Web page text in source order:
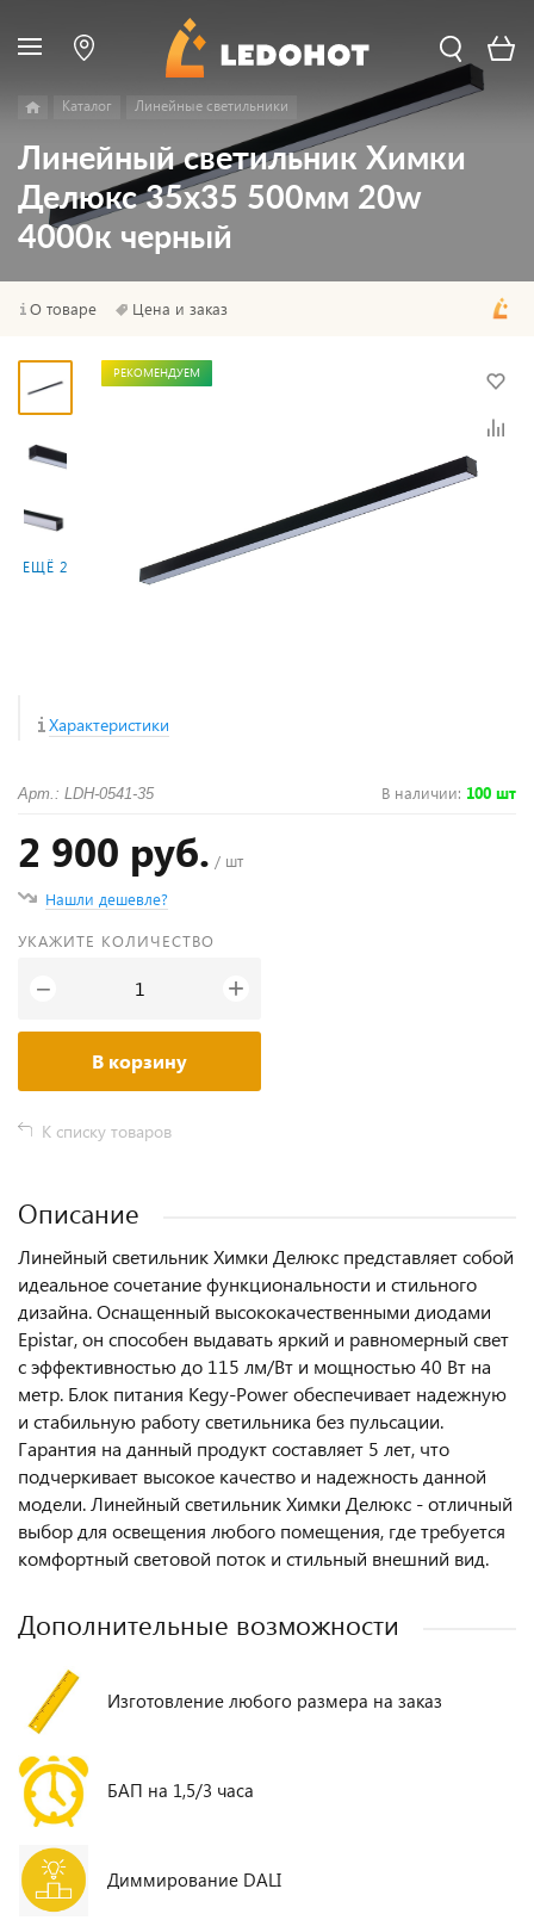
Каталог Линейные светильники
Линейный светильник Химки
Делюкс 35х35 500мм 20w
4000к черный
О товаре Цена и заказ
ЕЩЁ 2
РЕКОМЕНДУЕМ
Характеристики
Арт.: LDH-0541-35 В наличии: 100 шт
2 900 руб. / шт
Нашли дешевле?
УКАЖИТЕ КОЛИЧЕСТВО
− +
В корзину
К списку товаров
Описание
Линейный светильник Химки Делюкс представляет собой
идеальное сочетание функциональности и стильного
дизайна. Оснащенный высококачественными диодами
Epistar, он способен выдавать яркий и равномерный свет
с эффективностью до 115 лм/Вт и мощностью 40 Вт на
метр. Блок питания Kegy-Power обеспечивает надежную
и стабильную работу светильника без пульсации.
Гарантия на данный продукт составляет 5 лет, что
подчеркивает высокое качество и надежность данной
модели. Линейный светильник Химки Делюкс - отличный
выбор для освещения любого помещения, где требуется
комфортный световой поток и стильный внешний вид.
Дополнительные возможности
Изготовление любого размера на заказ
БАП на 1,5/3 часа
Диммирование DALI